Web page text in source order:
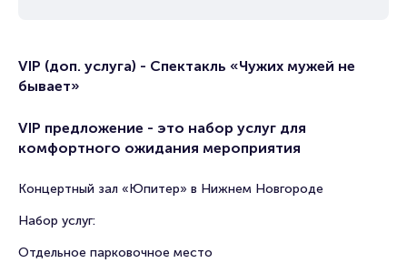
VIP (доп. услуга) - Спектакль «Чужих мужей не
бывает»
VIP предложение - это набор услуг для
комфортного ожидания мероприятия
Концертный зал «Юпитер» в Нижнем Новгороде
Набор услуг:
Отдельное парковочное место